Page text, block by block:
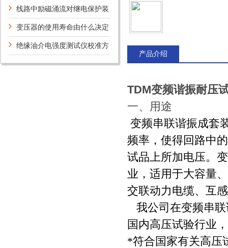
项及保养
线路中励磁涌流对继电保护装
置的影响
变压器的使用寿命由什么决定
绝缘油介电强度测试仪校准方
法
产品介绍
TDM变频谐振耐压
一、用途
变频串联谐振成套
频率，使得回路中
试品上所加电压。
业，适用于大容量
交联动力电缆、互
我公司在变频串
国内高压试验行业
*符合国家有关高压